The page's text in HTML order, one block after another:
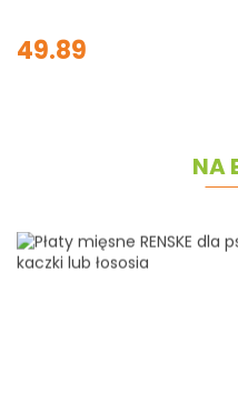
regulowana, do 60
49.89
NA